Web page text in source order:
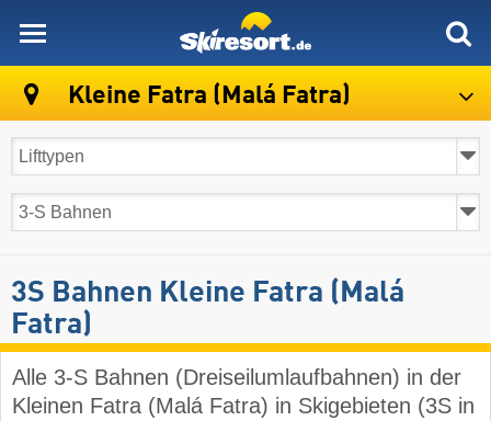
Kleine Fatra (Malá Fatra)
3S Bahnen Kleine Fatra (Malá
Fatra)
Alle 3-S Bahnen (Dreiseilumlaufbahnen) in der
Kleinen Fatra (Malá Fatra) in Skigebieten (3S in